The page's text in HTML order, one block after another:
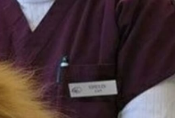
Théo Botsidis
animaux de compagnie, c’est la
enjouées au moment de se
caprices, et il y a quelques